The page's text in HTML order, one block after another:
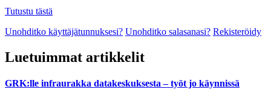
Tutustu tästä
Unohditko käyttäjätunnuksesi? Unohditko salasanasi? Rekisteröidy
Luetuimmat artikkelit
GRK:lle infraurakka datakeskuksesta – työt jo käynnissä